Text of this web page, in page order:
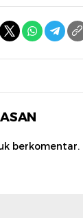
berkomentar.